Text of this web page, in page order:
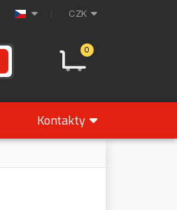
CZK
0
Kontakty